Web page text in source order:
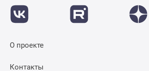
проекте
Контакты
О проекте
Контакты